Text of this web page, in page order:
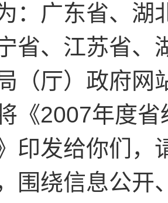
：广东省、湖
省、江苏省、
（厅）政府网
2007年度省
印发给你们，
围绕信息公开